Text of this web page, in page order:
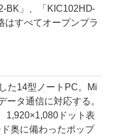
BK」、「KIC102HD-
はすべてオープンプラ
た14型ノートPC。Mi
ータ通信に対応する。
1,920×1,080ドット表
奥に備わったポップ